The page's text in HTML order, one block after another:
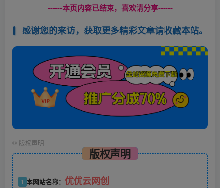
------本页内容已结束，喜欢请分享------
感谢您的来访，获取更多精彩文章请收藏本站。
© 版权声明
版权声明
1 本网站名称： 优优云网创